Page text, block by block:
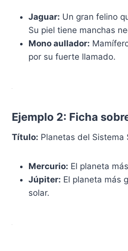
Jaguar: Un gran felino
Su piel tiene manchas
Mono aullador:
por su fuerte llamado.
Ejemplo 2: Ficha
Título: Planetas del Sistema
Mercurio: El planeta
Júpiter: El planeta más
solar.